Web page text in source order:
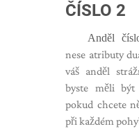
ČÍSLO 2
Anděl
nese atributy
váš anděl
byste měli
pokud chcete
při každém